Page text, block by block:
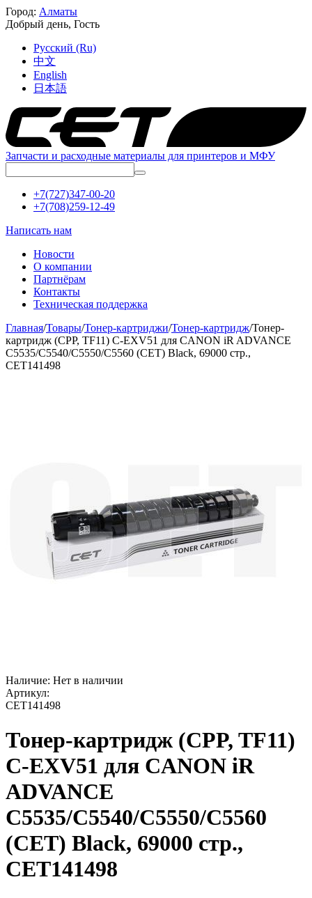
Город: Алматы
Добрый день, Гость
Русский (Ru)
中文
English
日本語
Запчасти и расходные материалы для принтеров и МФУ
+7(727)347-00-20
+7(708)259-12-49
Написать нам
Новости
О компании
Партнёрам
Контакты
Техническая поддержка
Главная/Товары/Тонер-картриджи/Тонер-картридж/Тонер-
картридж (CPP, TF11) C-EXV51 для CANON iR ADVANCE
C5535/C5540/C5550/C5560 (CET) Black, 69000 стр.,
CET141498
Наличие: Нет в наличии
Артикул:
CET141498
Тонер-картридж (CPP, TF11)
C-EXV51 для CANON iR
ADVANCE
C5535/C5540/C5550/C5560
(CET) Black, 69000 стр.,
CET141498